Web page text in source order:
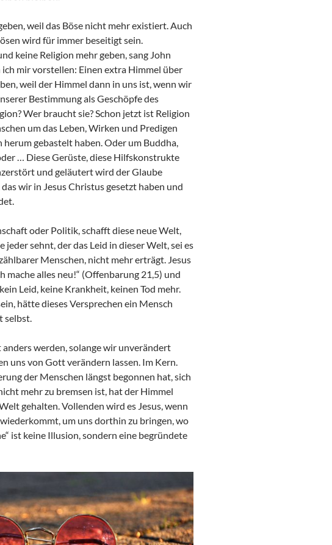
weil das Böse nicht mehr existiert. Auch
wird für immer beseitigt sein.
keine Religion mehr geben, sang John
ich mir vorstellen: Einen extra Himmel über
weil der Himmel dann in uns ist, wenn wir
Bestimmung als Geschöpfe des
Wer braucht sie? Schon jetzt ist Religion
um das Leben, Wirken und Predigen
herum gebastelt haben. Oder um Buddha,
… Diese Gerüste, diese Hilfskonstrukte
und geläutert wird der Glaube
wir in Jesus Christus gesetzt haben und
oder Politik, schafft diese neue Welt,
jeder sehnt, der das Leid in dieser Welt, sei es
Menschen, nicht mehr erträgt. Jesus
mache alles neu!“ (Offenbarung 21,5) und
Leid, keine Krankheit, keinen Tod mehr.
hätte dieses Versprechen ein Mensch
selbst.
werden, solange wir unverändert
uns von Gott verändern lassen. Im Kern.
der Menschen längst begonnen hat, sich
mehr zu bremsen ist, hat der Himmel
gehalten. Vollenden wird es Jesus, wenn
um uns dorthin zu bringen, wo
ist keine Illusion, sondern eine begründete